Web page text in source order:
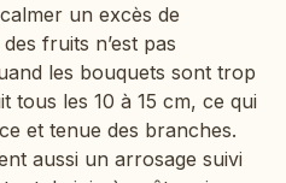
un excès de
fruits n’est pas
les bouquets sont trop
tous les 10 à 15 cm, ce qui
et tenue des branches.
aussi un arrosage suivi